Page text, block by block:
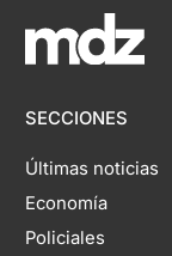
SECCIONES
Últimas noticias
Economía
Policiales